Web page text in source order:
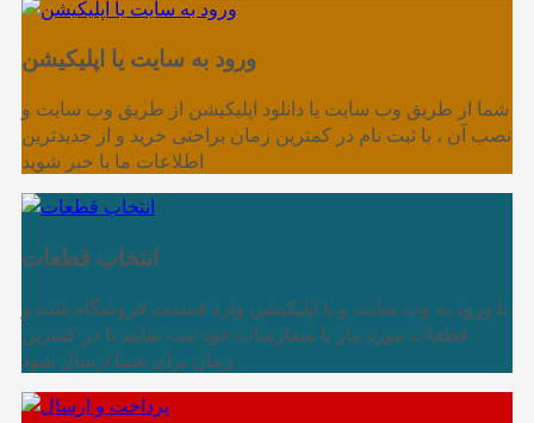
ورود به سایت یا اپلیکیشن
شما از طریق وب سایت یا دانلود اپلیکیشن از طریق وب سایت و
نصب آن ، با ثبت نام در کمترین زمان براحتی خرید و از جدیدترین
اطلاعات ما با خبر شوید
انتخاب قطعات
با ورود به وب سایت و یا اپلیکیشن وارد قسمت فروشگاه شده و
قطعات مورد نیاز یا سفارشات خود ثبت نمایید تا در کمترین
زمان برای شما ارسال شود